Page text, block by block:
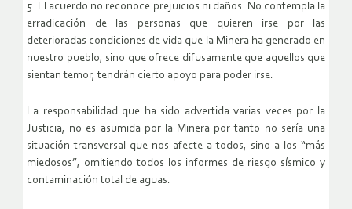
5. El acuerdo no reconoce prejuicios ni daños. No contempla la
erradicación de las personas que quieren irse por las
deterioradas condiciones de vida que la Minera ha generado en
nuestro pueblo, sino que ofrece difusamente que aquellos que
sientan temor, tendrán cierto apoyo para poder irse.
La responsabilidad que ha sido advertida varias veces por la
Justicia, no es asumida por la Minera por tanto no sería una
situación transversal que nos afecte a todos, sino a los “más
miedosos”, omitiendo todos los informes de riesgo sísmico y
contaminación total de aguas.